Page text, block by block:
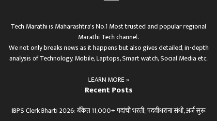
Tech Marathi is Maharashtra's No.1 Most trusted and popular regional
Marathi Tech channel.
We not only breaks news as it happens but also gives detailed, in-depth
analysis of Technology, Mobile, Laptops, Smart watch, Social Media etc.
LEARN MORE »
Recent Posts
IBPS Clerk Bharti 2026: बँकेत 11,000+ पदांची भरती; पदवीधरांना संधी, अर्ज सुरू